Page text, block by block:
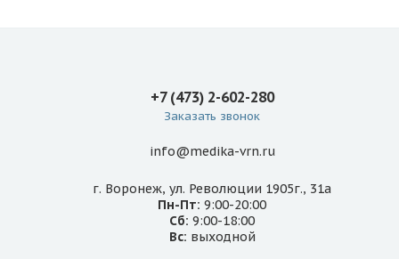
+7 (473) 2-602-280
Заказать звонок
info@medika-vrn.ru
г. Воронеж, ул. Революции 1905г., 31а
Пн-Пт: 9:00-20:00
Сб: 9:00-18:00
Вс: выходной